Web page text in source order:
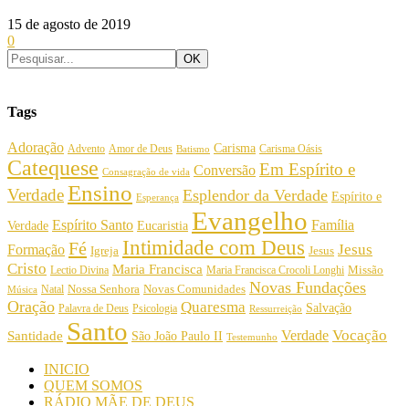
15 de agosto de 2019
0
Tags
Adoração Advento Amor de Deus Batismo Carisma Carisma Oásis
Catequese Consagração de vida Conversão Em Espírito e
VerdadeEnsino Esperança Esplendor da Verdade Espírito e
Verdade Espírito Santo Eucaristia Evangelho Família
Formação Fé Igreja Intimidade com Deus Jesus Jesus
Cristo Lectio Divina Maria Francisca Maria Francisca Crocoli Longhi Missão
Música Natal Nossa Senhora Novas Comunidades Novas Fundações
Oração Palavra de Deus Psicologia Quaresma Ressurreição Salvação
Santidade Santo São João Paulo II Testemunho Verdade Vocação
INICIO
QUEM SOMOS
RÁDIO MÃE DE DEUS